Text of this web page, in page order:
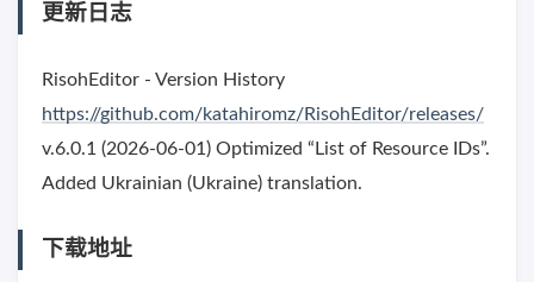
更新日志
RisohEditor - Version History
https://github.com/katahiromz/RisohEditor/releases/
v.6.0.1 (2026-06-01) Optimized “List of Resource IDs”.
Added Ukrainian (Ukraine) translation.
下载地址